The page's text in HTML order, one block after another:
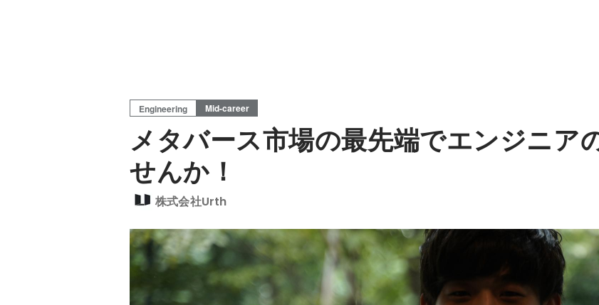
Engineering Mid-career
メタバース市場の最先端でエンジニア
せんか！
株式会社Urth